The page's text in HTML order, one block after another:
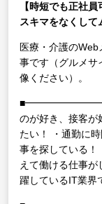
【時短でも正社
スキマをなくして
医療・介護の
事です（グルメサ
像ください）。
のが好き、接客が
たい！
・通勤に
事を探している！
えて働ける仕事が
躍しているIT業界